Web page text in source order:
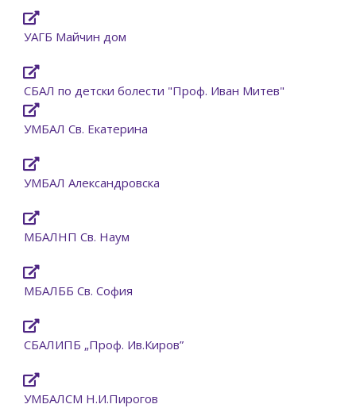
УАГБ Майчин дом
СБАЛ по детски болести "Проф. Иван Митев"
УМБАЛ Св. Екатерина
УМБАЛ Александровска
МБАЛНП Св. Наум
МБАЛББ Св. София
СБАЛИПБ „Проф. Ив.Киров”
УМБАЛСМ Н.И.Пирогов